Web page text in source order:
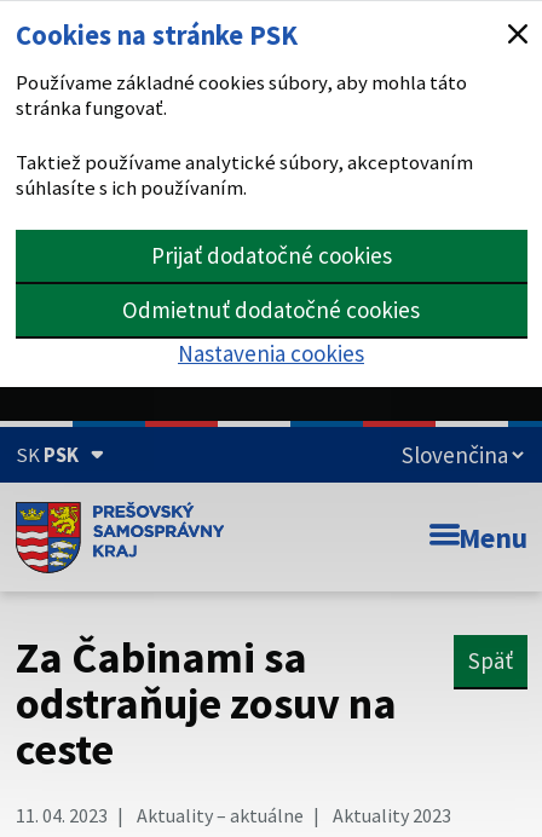
Cookies na stránke PSK
Používame základné cookies súbory, aby mohla táto
stránka fungovať.
Taktiež používame analytické súbory, akceptovaním
súhlasíte s ich používaním.
Prijať dodatočné cookies
Odmietnuť dodatočné cookies
Nastavenia cookies
SKPSK
Doména psk.sk je oficiálna
Toto je oficiálna webová stránka Prešovského
Táto stránka je zabezpečená
Buďte pozorní a vždy sa uistite, že zdieľate informácie iba
cez zabezpečenú webovú stránku. Zabezpečená stránka
Menu
Za Čabinami sa
odstraňuje zosuv na
ceste
Späť
11. 04. 2023 Aktuality – aktuálne Aktuality 2023